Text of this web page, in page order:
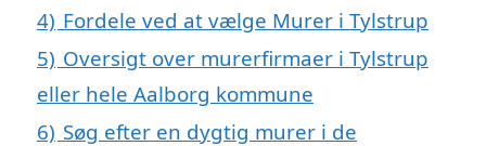
4) Fordele ved at vælge Murer i Tylstrup
5) Oversigt over murerfirmaer i Tylstrup
eller hele Aalborg kommune
6) Søg efter en dygtig murer i de